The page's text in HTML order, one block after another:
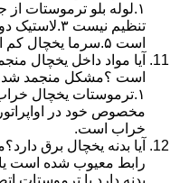
است ۵.سرما یخچال کم است.
آیا مواد داخل یخچال
است ؟مشکل منجمد شدن
خراب است.
آیا بدنه یخچال برق
رابط معیوب شده است
بدنه دارد یا ترموستات